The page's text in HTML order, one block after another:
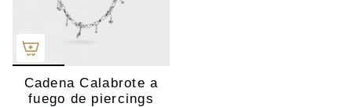
Cadena Calabrote a
fuego de piercings